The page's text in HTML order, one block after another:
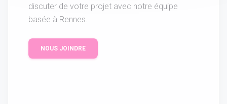
discuter de votre projet avec notre équipe
basée à Rennes.
NOUS JOINDRE